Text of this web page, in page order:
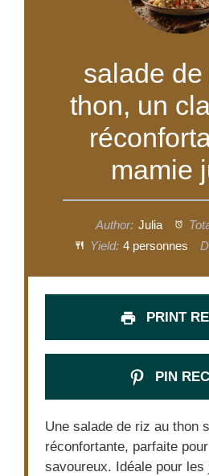
salade de
thon, un
mamie
Author: Julia
Yield: 4 personnes
PRINT
PIN
Une salade de riz au thon
réconfortante, parfaite
savoureux. Idéale pour les